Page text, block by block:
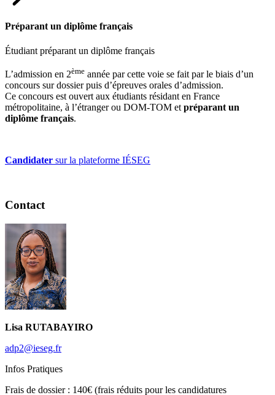
Préparant un diplôme français
Étudiant préparant un diplôme français
L’admission en 2ème année par cette voie se fait par le biais d’un
concours sur dossier puis d’épreuves orales d’admission.
Ce concours est ouvert aux étudiants résidant en France
métropolitaine, à l’étranger ou DOM-TOM et préparant un
diplôme français.
Candidater sur la plateforme IÉSEG
Contact
Lisa RUTABAYIRO
adp2@ieseg.fr
Infos Pratiques
Frais de dossier : 140€ (frais réduits pour les candidatures